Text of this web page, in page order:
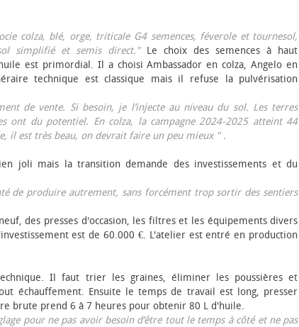
colza, blé, orge, triticale G4 semences, féverole et tournesol,
simplifié et semis direct."Le choix des semences à haut
est primordial. Il a choisi Ambassador en colza, Angelo en
technique est classique mais il refuse la pulvérisation
de vente. Si besoin, je l’injecte au niveau du sol. Les terres
ont du potentiel. En colza, la campagne 2024-2025 atteint 44
il est très beau, on devrait faire un peu mieux ".
joli mais la transition demande des investissements et du
de produire autrement, sans forcément trop sortir des sentiers
des presses d'occasion, les filtres et les équipements divers
est de 60.000 €. L'atelier est entré en production
Il faut trier les graines, éliminer les poussières et
échauffement. Ensuite le temps de travail est long, presser
brute prend 6 à 7 heures pour obtenir 80 L d'huile.
pour ne pas avoir besoin d’être tout le temps à côté et ne pas